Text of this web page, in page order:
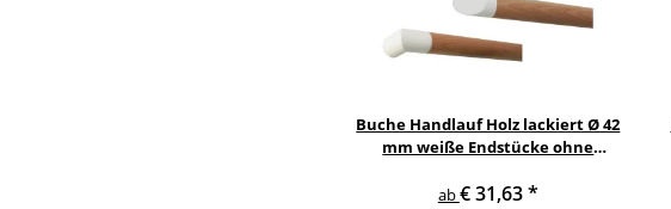
Buche Handlauf Holz lackiert Ø 42
mm weiße Endstücke ohne
ab€ 31,63*